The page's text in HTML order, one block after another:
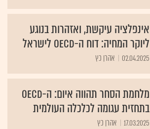
אינפלציה עיקשת, ואזהרות בנוגע
ליוקר המחיה: דוח ה-OECD לישראל
02.04.2025 אהרן כץ
מלחמת הסחר תהווה איום: ה-OECD
בתחזית עגומה לכלכלה העולמית
17.03.2025 אהרן כץ